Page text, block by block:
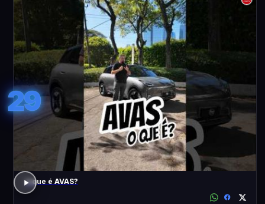
29
o que é AVAS?